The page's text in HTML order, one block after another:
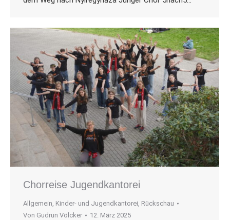
Chorreise Jugendkantorei
Allgemein, Kinder- und Jugendkantorei, Rückschau
Von Gudrun Völcker 12. März 2025